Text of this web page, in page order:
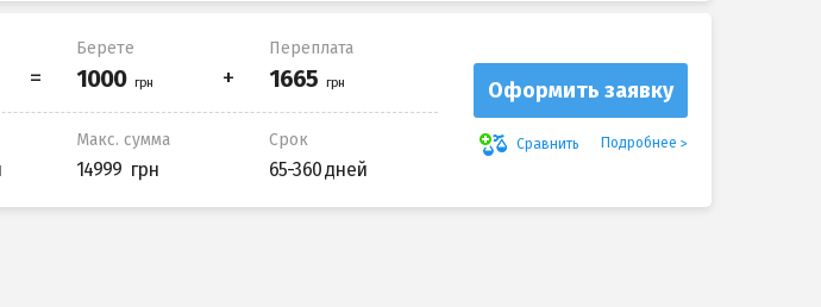
Берете Переплата
Макс. сумма
14999
Срок
65-360 дней
Оформить заявку
Сравнить Подробнее